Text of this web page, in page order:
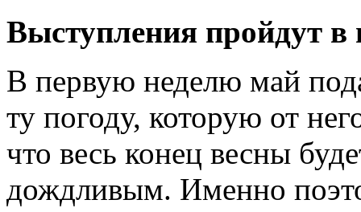
Выступления пройдут в
В первую неделю май
ту погоду, которую от
что весь конец весны
дождливым. Именно